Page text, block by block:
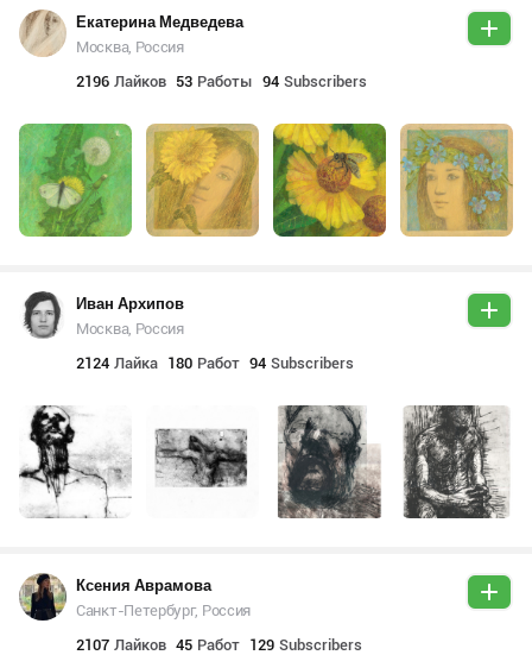
Екатерина Медведева
Москва, Россия
2196 Лайков 53 Работы 94 Subscribers
Иван Архипов
Москва, Россия
2124 Лайка 180 Работ 94 Subscribers
Ксения Аврамова
Санкт-Петербург, Россия
2107 Лайков 45 Работ 129 Subscribers